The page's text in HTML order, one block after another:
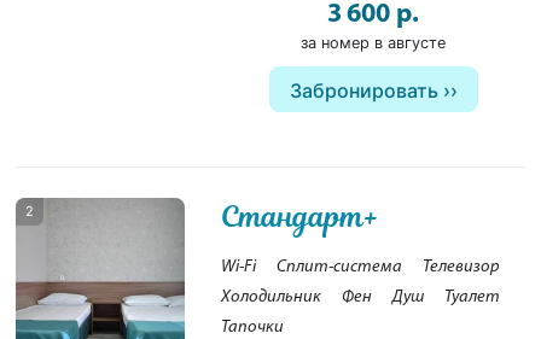
3 600 р.
за номер в августе
Забронировать
2 Стандарт+
Wi-Fi Сплит-система
Телевизор
Холодильник
Фен Душ
Туалет
Тапочки